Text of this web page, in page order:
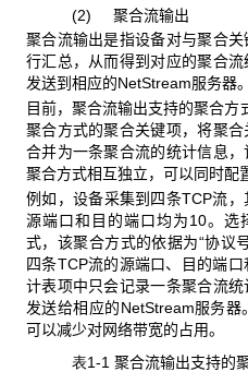
(2) 聚合流输出
聚合流输出是指设备对与聚合
行汇总，从而得到对应的聚合
发送到相应的NetStream服务器。
目前，聚合流输出支持的聚合方
聚合方式的聚合关键项，将聚
合并为一条聚合流的统计信息
聚合方式相互独立，可以同时配
例如，设备采集到四条TCP流，
源端口和目的端口均为10。选
式，该聚合方式的依据为“协议
四条TCP流的源端口、目的端
计表项中只会记录一条聚合流
发送给相应的NetStream服务
可以减少对网络带宽的占用。
表1-1 聚合流输出支持的